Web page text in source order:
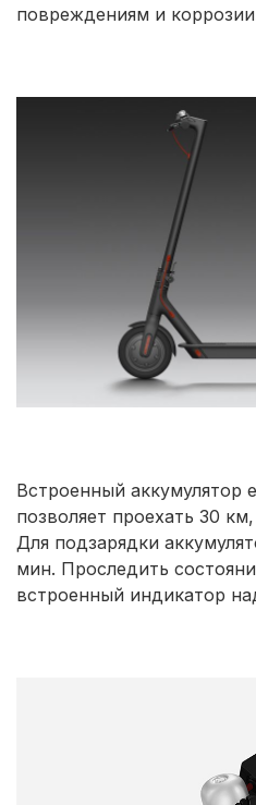
повреждениям и
Встроенный аккумулятор
позволяет проехать 30
Для подзарядки
мин. Проследить
встроенный индикатор